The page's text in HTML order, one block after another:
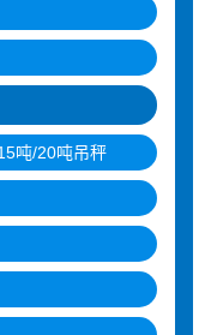
吨/20吨吊秤